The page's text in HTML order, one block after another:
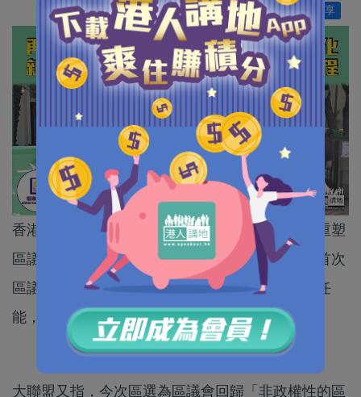
分享
讚好 0
香港再出發大聯盟表示，今次區議會選舉是香港重塑
區議會選舉制度、落實「愛國者治港」原則後的首次
區議會選舉，整個過程公平公正公開、有序選賢任
能，對此表示肯定。
大聯盟又指，今次區選為區議會回歸「非政權性的區